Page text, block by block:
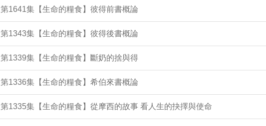
第1641集【生命的糧食】彼得前書概論
第1343集【生命的糧食】彼得後書概論
第1339集【生命的糧食】斷奶的捨與得
第1336集【生命的糧食】希伯來書概論
第1335集【生命的糧食】從摩西的故事 看人生的抉擇與使命